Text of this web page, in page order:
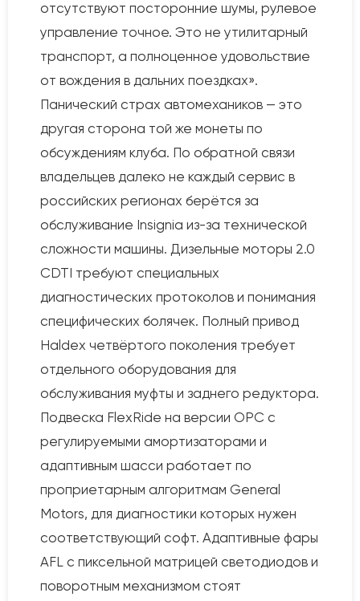
отсутствуют посторонние шумы, рулевое
управление точное. Это не утилитарный
транспорт, а полноценное удовольствие
от вождения в дальних поездках».
Панический страх автомехаников — это
другая сторона той же монеты по
обсуждениям клуба. По обратной связи
владельцев далеко не каждый сервис в
российских регионах берётся за
обслуживание Insignia из-за технической
сложности машины. Дизельные моторы 2.0
CDTI требуют специальных
диагностических протоколов и понимания
специфических болячек. Полный привод
Haldex четвёртого поколения требует
отдельного оборудования для
обслуживания муфты и заднего редуктора.
Подвеска FlexRide на версии OPC с
регулируемыми амортизаторами и
адаптивным шасси работает по
проприетарным алгоритмам General
Motors, для диагностики которых нужен
соответствующий софт. Адаптивные фары
AFL с пиксельной матрицей светодиодов и
поворотным механизмом стоят